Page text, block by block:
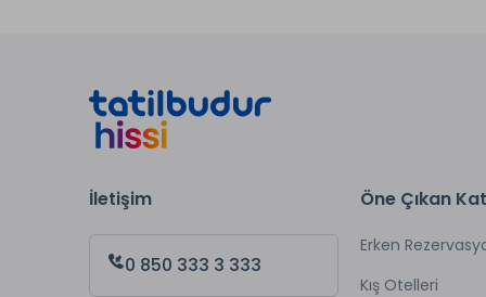
İletişim
0 850 333 3 333
Öne Çıkan
Erken
Kış Otelleri